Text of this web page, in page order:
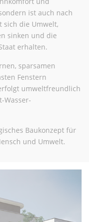
ist auch nach
sich die Umwelt,
sinken und die
erhalten.
sparsamen
Fenstern
umweltfreundlich
Wasser-
Baukonzept für
und Umwelt.